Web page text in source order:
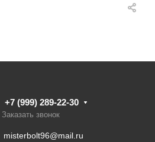
+7 (999) 289-22-30
Заказать звонок
misterbolt96@mail.ru